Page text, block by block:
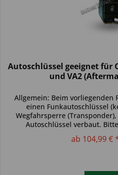
Autoschlüssel geeignet für
und VA2
Allgemein: Beim vorliegenden
einen Funkautoschlüssel
Wegfahrsperre
Autoschlüssel verbaut.
ab 104,99 €